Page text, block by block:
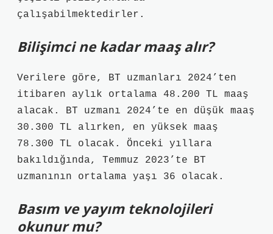
çalışabilmektedirler.
Bilişimci ne kadar maaş alır?
Verilere göre, BT uzmanları 2024’ten
itibaren aylık ortalama 48.200 TL maaş
alacak. BT uzmanı 2024’te en düşük maaş
30.300 TL alırken, en yüksek maaş
78.300 TL olacak. Önceki yıllara
bakıldığında, Temmuz 2023’te BT
uzmanının ortalama yaşı 36 olacak.
Basım ve yayım teknolojileri
okunur mu?